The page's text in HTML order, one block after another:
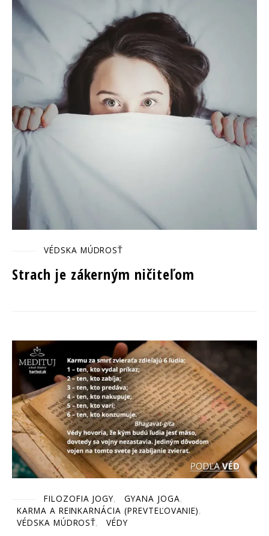
VÉDSKA MÚDROSŤ
Strach je zákerným ničiteľom
FILOZOFIA JOGY
GYANA JOGA
KARMA A REINKARNÁCIA (PREVTEĽOVANIE)
VÉDSKA MÚDROSŤ
VÉDY